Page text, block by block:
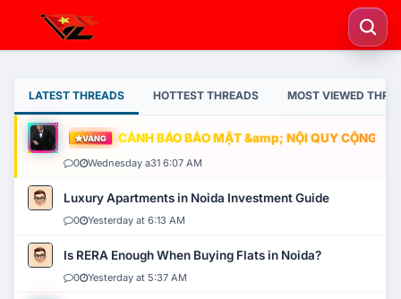
LATEST THREADS HOTTEST THREADS MOST VIEWED
VÀNG CẢNH BÁO BẢO MẬT &amp; NỘI QUY CỘNG
0 Wednesday a31 6:07 AM
Luxury Apartments in Noida Investment Guide
0 Yesterday at 6:13 AM
Is RERA Enough When Buying Flats in Noida?
0 Yesterday at 5:37 AM